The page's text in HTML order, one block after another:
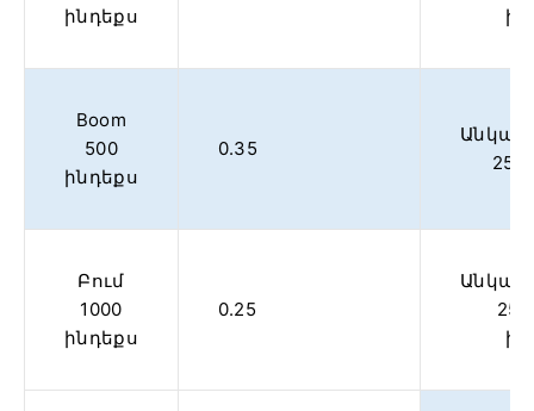
ինդեքս
Boom
500
ինդեքս
0.35
25
Բում
1000
ինդեքս
0.25
25